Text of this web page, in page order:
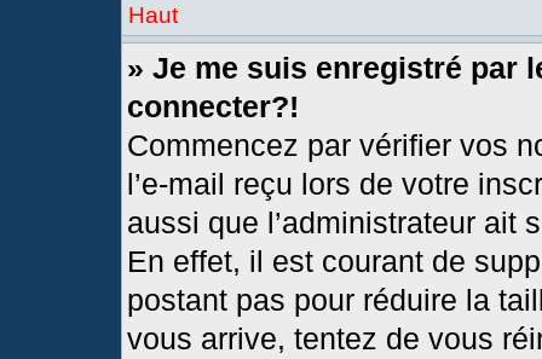
Haut
» Je me suis enregistré par
connecter?!
Commencez par vérifier vos
l’e-mail reçu lors de votre
aussi que l’administrateur ait
En effet, il est courant de
postant pas pour réduire la
vous arrive, tentez de vous